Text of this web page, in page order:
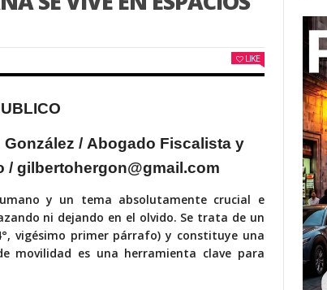
LIKE
/ Abogado Fiscalista y
/ gilbertohergon@gmail.com
y un tema absolutamente crucial e
ni dejando en el olvido. Se trata de un
vigésimo primer párrafo) y constituye una
movilidad es una herramienta clave para